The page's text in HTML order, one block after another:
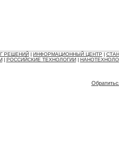
РЕШЕНИЙ ИНФОРМАЦИОННЫЙ ЦЕНТР
РОССИЙСКИЕ ТЕХНОЛОГИИ